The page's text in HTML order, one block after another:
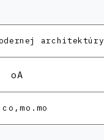
architektúry
oA